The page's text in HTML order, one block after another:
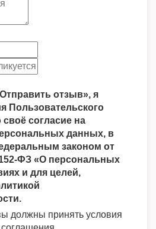
отзыв», я
Пользовательского
согласие на
данных, в
законом от
ФЗ «О персональных
и для целей,
должны принять условия